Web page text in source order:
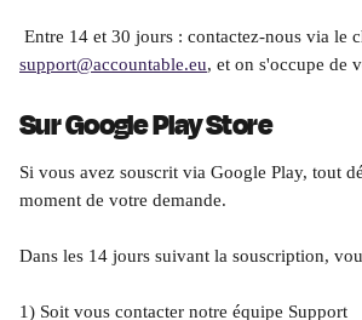
Entre 14 et 30 jours : contactez-nous via le
support@accountable.eu, et on s'occupe de
Sur Google Play Store
Si vous avez souscrit via Google Play, tout
moment de votre demande.
Dans les 14 jours suivant la souscription,
1) Soit vous contacter notre équipe Support